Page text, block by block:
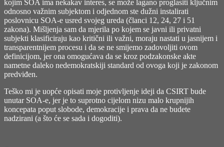
kojim SOA ima nekakav interes, se može lagano proglasiti ključnim
odnosno važnim subjektom i odjednom ste dužni instalirati
poslovnicu SOA-e usred svojeg ureda (članci 12, 24, 27 i 51
zakona). Mišljenja sam da mjerila po kojem se javni ili privatni
subjekti klasificiraju kao kritični ili važni, moraju nastati u jasnijem i
transparentnijem procesu i da se ne smijemo zadovoljiti ovom
definicijom, jer ona omogućava da se kroz podzakonske akte
nametne daleko nedemokratskiji standard od ovoga koji je zakonom
predviđen.
Teško mi je uopće opisati moje protivljenje ideji da CSIRT bude
unutar SOA-e, jer je to suprotno cijelom nizu malo krupnijih
koncepata poput slobode, demokracije i prava da ne budete
nadzirani (a što će se sada i dogoditi).